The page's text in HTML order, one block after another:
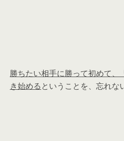
勝ちたい相手に勝って初めて、
き始めるということを、忘れな